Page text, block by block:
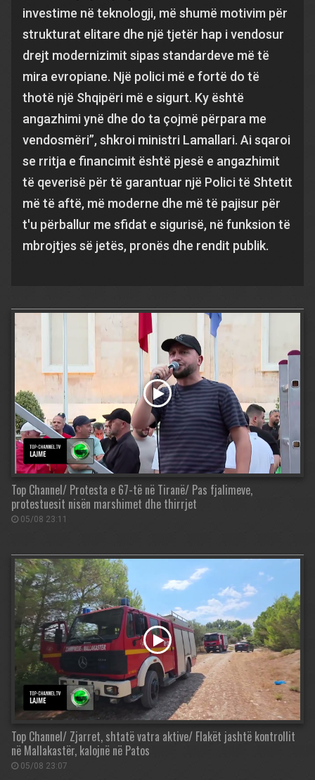
investime në teknologji, më shumë motivim për
strukturat elitare dhe një tjetër hap i vendosur
drejt modernizimit sipas standardeve më të
mira evropiane. Një polici më e fortë do të
thotë një Shqipëri më e sigurt. Ky është
angazhimi ynë dhe do ta çojmë përpara me
vendosmëri”, shkroi ministri Lamallari. Ai sqaroi
se rritja e financimit është pjesë e angazhimit
të qeverisë për të garantuar një Polici të Shtetit
më të aftë, më moderne dhe më të pajisur për
t'u përballur me sfidat e sigurisë, në funksion të
mbrojtjes së jetës, pronës dhe rendit publik.
Top Channel/ Protesta e 67-të në Tiranë/ Pas fjalimeve,
protestuesit nisën marshimet dhe thirrjet
05/08 23:11
Top Channel/ Zjarret, shtatë vatra aktive/ Flakët jashtë kontrollit
në Mallakastër, kalojnë në Patos
05/08 23:07